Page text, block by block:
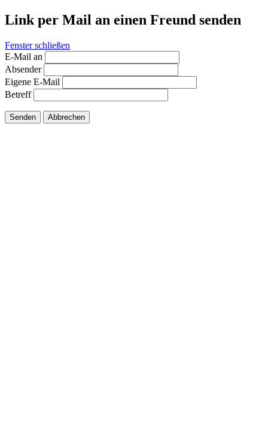
Link per Mail an einen Freund senden
Fenster schließen
E-Mail an
Absender
Eigene E-Mail
Betreff
Senden Abbrechen